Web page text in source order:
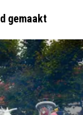
gemaakt